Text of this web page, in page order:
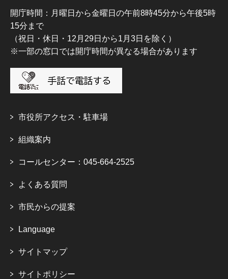
開庁時間：月曜日から金曜日の午前8時45分から午後5時
15分まで
（祝日・休日・12月29日から1月3日を除く）
※一部の窓口では開庁時間が異なる場合があります
市役所アクセス・駐車場
組織案内
コールセンター：045-664-2525
よくある質問
市民からの提案
Language
サイトマップ
サイトポリシー